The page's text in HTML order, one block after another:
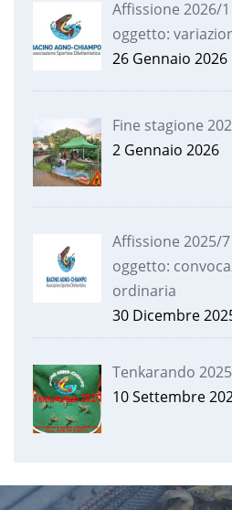
Affissione 2026/
oggetto:
26 Gennaio 2026
Fine stagione
2 Gennaio 2026
Affissione 2025/
oggetto:
ordinaria
30 Dicembre
Tenkarando 2025
10 Settembre